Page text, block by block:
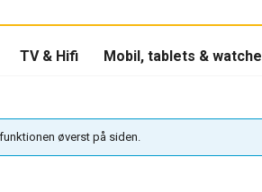
TV & Hifi Mobil, tablets &
øverst på siden.